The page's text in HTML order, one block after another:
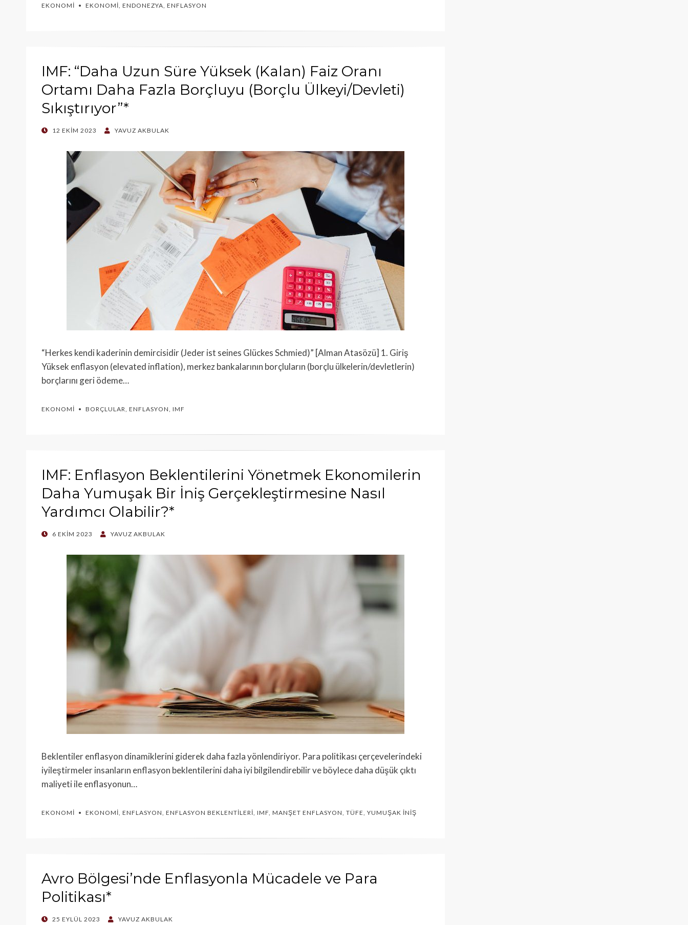
EKONOMI EKONOMI, ENDONEZYA, ENFLASYON
IMF: “Daha Uzun Süre Yüksek (Kalan) Faiz Oranı
Ortamı Daha Fazla Borçluyu (Borçlu Ülkeyi/Devleti)
Sıkıştırıyor”*
POSTED
12 EKIM 2023 YAVUZ AKBULAK
“Herkes kendi kaderinin demircisidir (Jeder ist seines Glückes Schmied)” [Alman Atasözü] 1. Giriş
Yüksek enflasyon (elevated inflation), merkez bankalarının borçluların (borçlu ülkelerin/devletlerin)
borçlarını geri ödeme…
EKONOMI BORÇLULAR, ENFLASYON, IMF
IMF: Enflasyon Beklentilerini Yönetmek Ekonomilerin
Daha Yumuşak Bir İniş Gerçekleştirmesine Nasıl
Yardımcı Olabilir?*
POSTED
6 EKIM 2023 YAVUZ AKBULAK
Beklentiler enflasyon dinamiklerini giderek daha fazla yönlendiriyor. Para politikası çerçevelerindeki
iyileştirmeler insanların enflasyon beklentilerini daha iyi bilgilendirebilir ve böylece daha düşük çıktı
maliyeti ile enflasyonun…
EKONOMI EKONOMI, ENFLASYON, ENFLASYON BEKLENTILERI, IMF, MANŞET ENFLASYON, TÜFE, YUMUŞAK İNIŞ
Avro Bölgesi’nde Enflasyonla Mücadele ve Para
Politikası*
POSTED
25 EYLÜL 2023 YAVUZ AKBULAK